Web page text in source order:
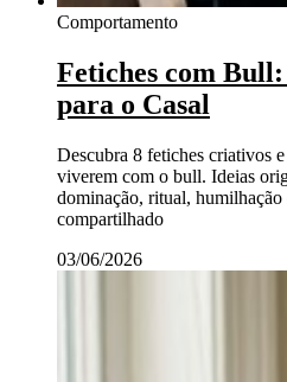
Comportamento
Fetiches com
para o Casal
Descubra 8 fetiches criativos
viverem com o bull. Ideias
dominação, ritual, humilhação
compartilhado
03/06/2026